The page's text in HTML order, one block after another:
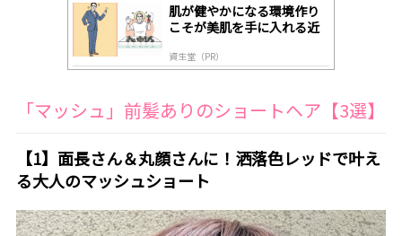
肌が健やかになる環境作り
こそが美肌を手に入れる近
資生堂（PR）
「マッシュ」前髪ありのショートヘア【3選】
【1】面長さん＆丸顔さんに！洒落色レッドで叶え
る大人のマッシュショート